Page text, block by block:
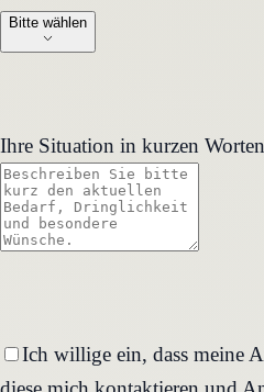
Bitte wählen
Ihre Situation in kurzen
Ich willige ein, dass meine